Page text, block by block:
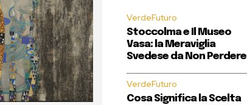
VerdeFuturo
Stoccolma e Il Museo
Vasa: la Meraviglia
Svedese da Non Perdere
VerdeFuturo
Cosa Significa la Scelta